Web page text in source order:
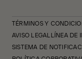
TÉRMINOS Y
AVISO LEGAL LÍNEA DE
SISTEMA DE